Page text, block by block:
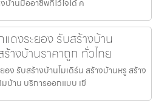
บ้านมืออาชีพที่ไว้ใจได้ ค
ดงระยอง รับสร้างบ้าน
างบ้านราคาถูก ทั่วไทย
ง รับสร้างบ้านโมเดิร์น สร้างบ้านหรู สร้าง
บ้าน บริการออกแบบ เขี